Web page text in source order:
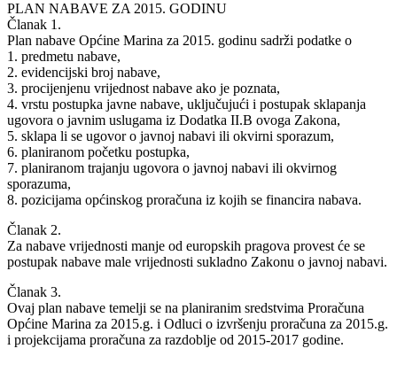
PLAN NABAVE ZA 2015. GODINU
Članak 1.
Plan nabave Općine Marina za 2015. godinu sadrži podatke o
1. predmetu nabave,
2. evidencijski broj nabave,
3. procijenjenu vrijednost nabave ako je poznata,
4. vrstu postupka javne nabave, uključujući i postupak sklapanja
ugovora o javnim uslugama iz Dodatka II.B ovoga Zakona,
5. sklapa li se ugovor o javnoj nabavi ili okvirni sporazum,
6. planiranom početku postupka,
7. planiranom trajanju ugovora o javnoj nabavi ili okvirnog
sporazuma,
8. pozicijama općinskog proračuna iz kojih se financira nabava.
Članak 2.
Za nabave vrijednosti manje od europskih pragova provest će se
postupak nabave male vrijednosti sukladno Zakonu o javnoj nabavi.
Članak 3.
Ovaj plan nabave temelji se na planiranim sredstvima Proračuna
Općine Marina za 2015.g. i Odluci o izvršenju proračuna za 2015.g.
i projekcijama proračuna za razdoblje od 2015-2017 godine.